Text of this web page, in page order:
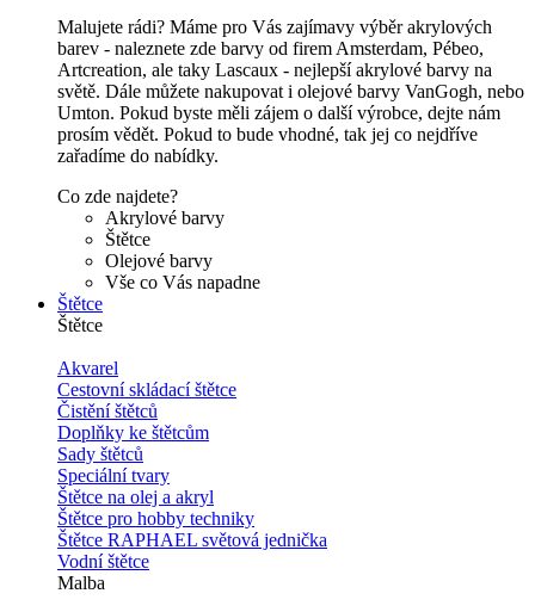
Malujete rádi? Máme pro Vás zajímavy výběr akrylových
barev - naleznete zde barvy od firem Amsterdam, Pébeo,
Artcreation, ale taky Lascaux - nejlepší akrylové barvy na
světě. Dále můžete nakupovat i olejové barvy VanGogh, nebo
Umton. Pokud byste měli zájem o další výrobce, dejte nám
prosím vědět. Pokud to bude vhodné, tak jej co nejdříve
zařadíme do nabídky.
Co zde najdete?
Akrylové barvy
Štětce
Olejové barvy
Vše co Vás napadne
Štětce
Štětce
Akvarel
Cestovní skládací štětce
Čistění štětců
Doplňky ke štětcům
Sady štětců
Speciální tvary
Štětce na olej a akryl
Štětce pro hobby techniky
Štětce RAPHAEL světová jednička
Vodní štětce
Malba